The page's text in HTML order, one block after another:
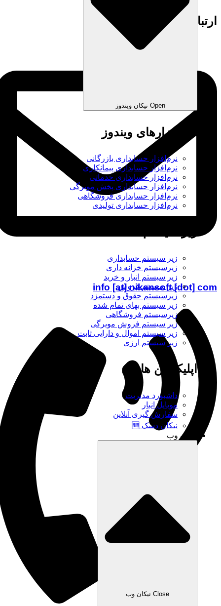
Open نیکان ویندوز
نرم‌افزارهای ویندوز
نرم‌افزار حسابداری بازرگانی
نرم‌افزار حسابداری پیمانکاری
نرم‌افزار حسابداری خدماتی
نرم‌افزار حسابداری پخش مویرگی
نرم‌افزار حسابداری فروشگاهی
نرم‌افزار حسابداری تولیدی
زیر سیستم حسابداری
زیرسیستم خزانه داری
زیر سیستم انبار و خرید
زیر سیستم فروش
زیرسیستم حقوق و دستمزد
زیر سیستم بهای تمام شده
زیرسیستم فروشگاهی
زیر سیستم فروش مویرگی
زیر سیستم اموال و دارایی ثابت
زیر سیستم ارزی
اپلیکیشن ها
داشبورد مدیریت
موبایل انبار
سفارش گیری آنلاین
نیکان دسک 🆕
نیکان وب
Close نیکان وب
ارتباط با ما
info [at] nikansoft [dot] com